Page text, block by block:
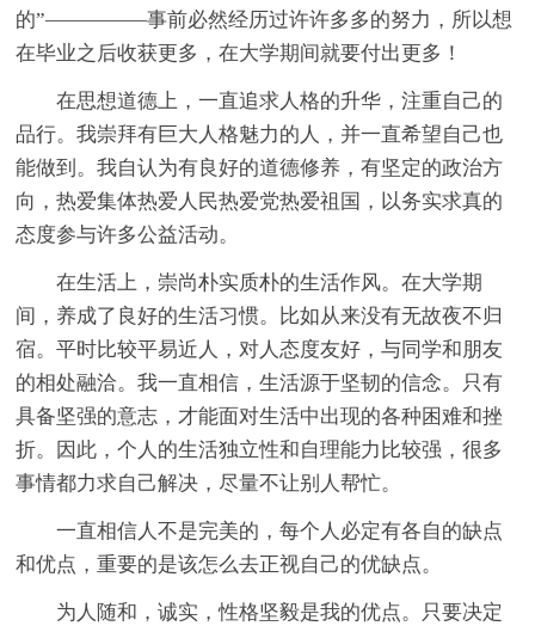
的”—————事前必然经历过许许多多的努力，所以想
在毕业之后收获更多，在大学期间就要付出更多！
在思想道德上，一直追求人格的升华，注重自己的
品行。我崇拜有巨大人格魅力的人，并一直希望自己也
能做到。我自认为有良好的道德修养，有坚定的政治方
向，热爱集体热爱人民热爱党热爱祖国，以务实求真的
态度参与许多公益活动。
在生活上，崇尚朴实质朴的生活作风。在大学期
间，养成了良好的生活习惯。比如从来没有无故夜不归
宿。平时比较平易近人，对人态度友好，与同学和朋友
的相处融洽。我一直相信，生活源于坚韧的信念。只有
具备坚强的意志，才能面对生活中出现的各种困难和挫
折。因此，个人的生活独立性和自理能力比较强，很多
事情都力求自己解决，尽量不让别人帮忙。
一直相信人不是完美的，每个人必定有各自的缺点
和优点，重要的是该怎么去正视自己的优缺点。
为人随和，诚实，性格坚毅是我的优点。只要决定